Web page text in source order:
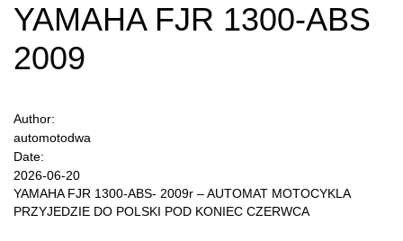
YAMAHA FJR 1300-ABS
2009
Author:
automotodwa
Date:
2026-06-20
YAMAHA FJR 1300-ABS- 2009r – AUTOMAT MOTOCYKLA
PRZYJEDZIE DO POLSKI POD KONIEC CZERWCA